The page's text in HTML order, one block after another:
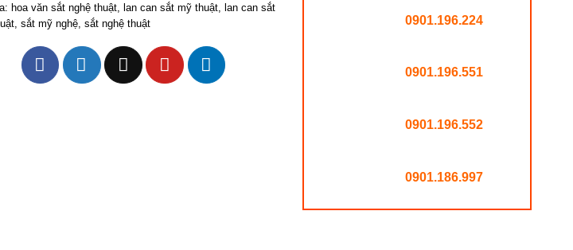
hoa văn sắt nghệ thuật lan can sắt mỹ thuật
lan can sắt
,sắt mỹ nghệ ,sắt nghệ thuật 0901.196.224
0901.196.551
0901.196.552
0901.186.997